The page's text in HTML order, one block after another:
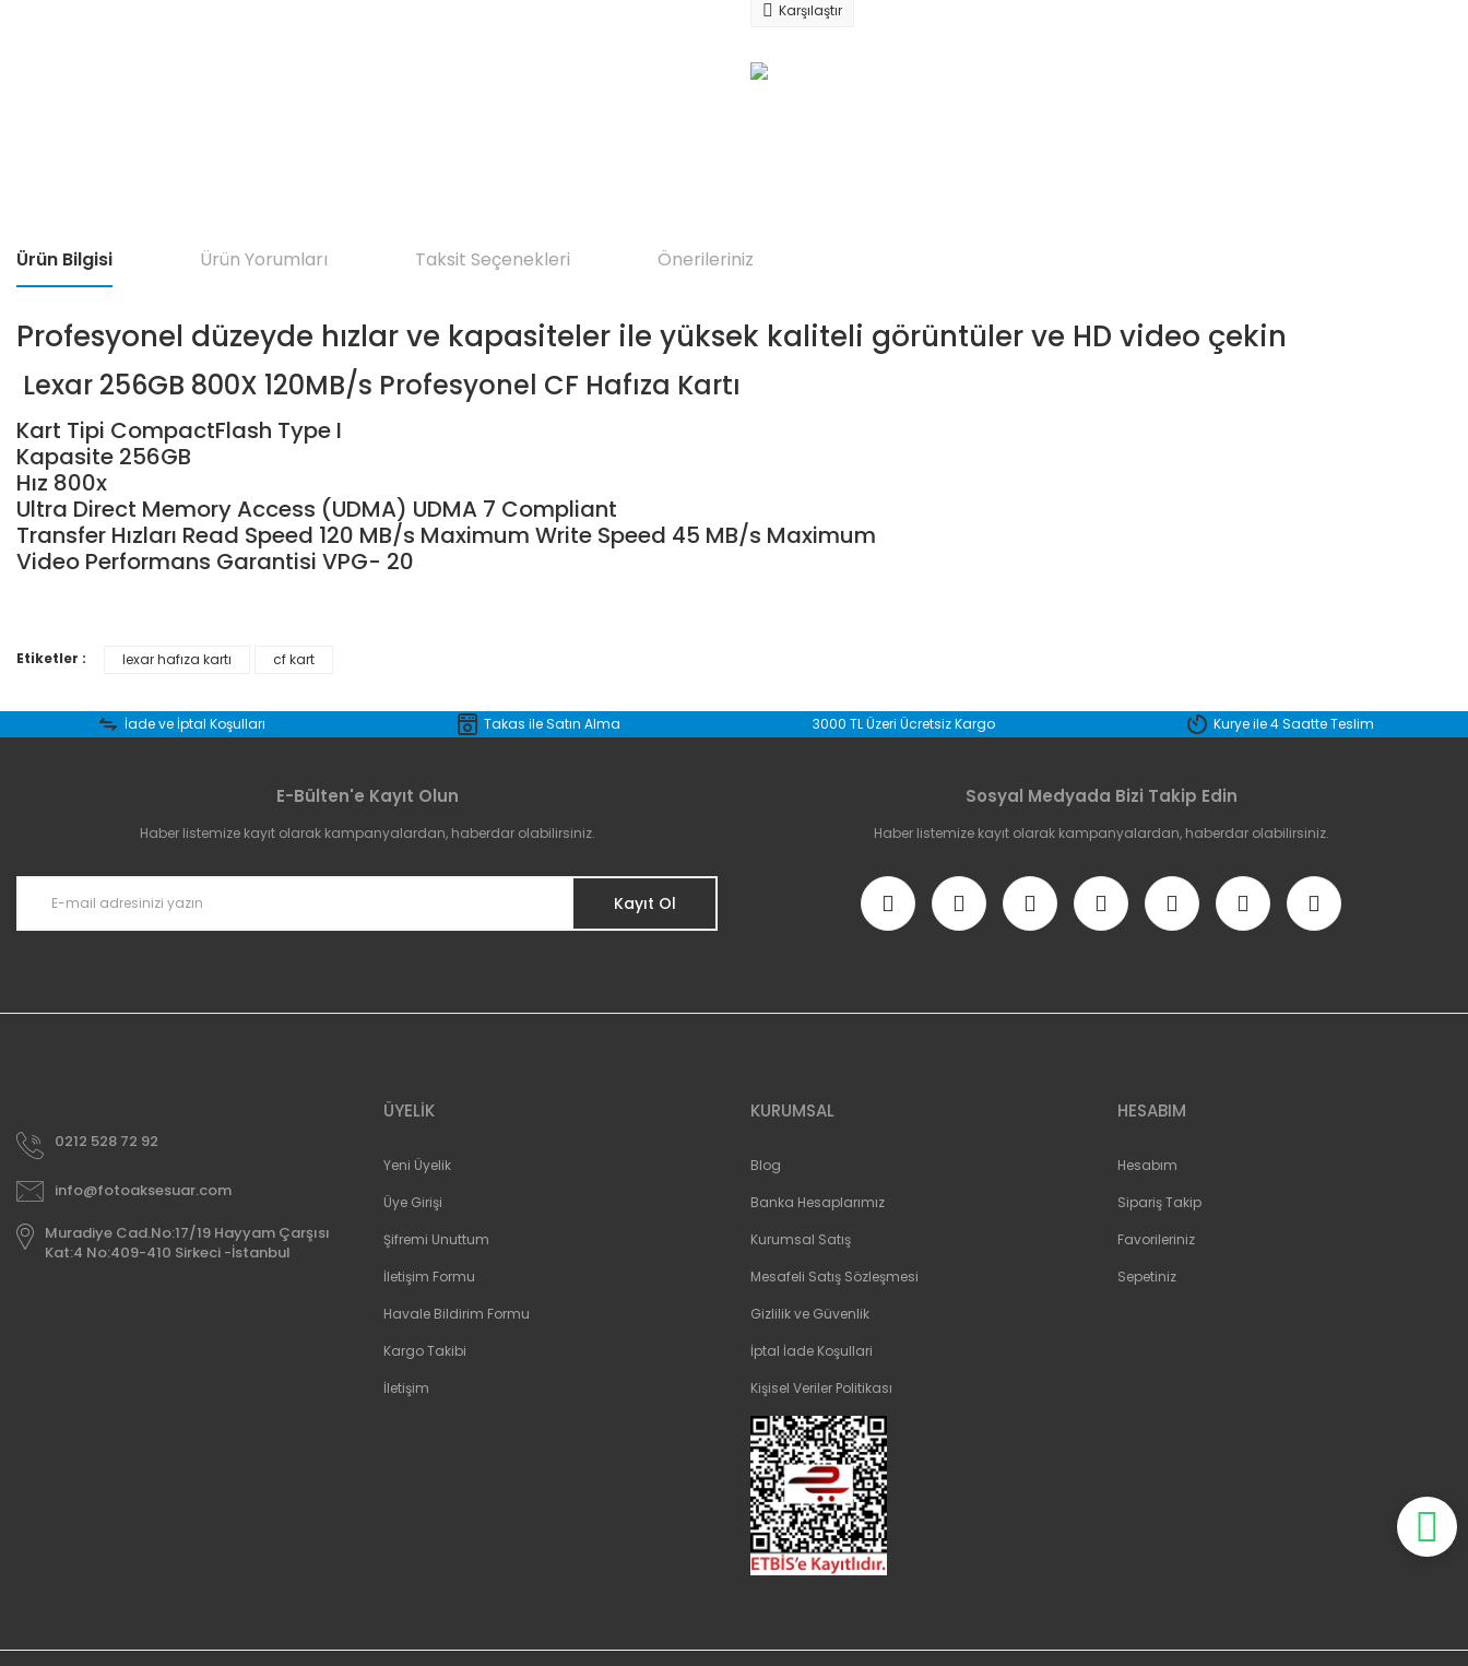
Karşılaştır
Ürün Bilgisi Ürün Yorumları Taksit Seçenekleri Önerileriniz
Profesyonel düzeyde hızlar ve kapasiteler ile yüksek kaliteli görüntüler ve HD video çekin
Lexar 256GB 800X 120MB/s Profesyonel CF Hafıza Kartı
Kart Tipi CompactFlash Type I
Kapasite 256GB
Hız 800x
Ultra Direct Memory Access (UDMA) UDMA 7 Compliant
Transfer Hızları Read Speed 120 MB/s Maximum Write Speed 45 MB/s Maximum
Video Performans Garantisi VPG- 20
Bu ürünün fiyat bilgisi, resim, ürün açıklamalarında ve diğer konularda yetersiz gördüğünüz noktaları öneri formunu kullanarak tarafımıza iletebilirsiniz.
Ürün resmi kalitesiz, bozuk veya görüntülenemiyor.
Ürün bilgilerinde hatalar bulunuyor.
Ürün fiyatı diğer sitelerden daha pahalı.
Etiketler : lexar hafıza kartı cf kart
İade ve İptal Koşulları Takas ile Satın Alma 3000 TL Üzeri Ücretsiz Kargo Kurye ile 4 Saatte Teslim
E-Bülten'e Kayıt Olun
Haber listemize kayıt olarak kampanyalardan, haberdar olabilirsiniz.
Kayıt Ol
Sosyal Medyada Bizi Takip Edin
Haber listemize kayıt olarak kampanyalardan, haberdar olabilirsiniz.
0212 528 72 92
info@fotoaksesuar.com
Muradiye Cad.No:17/19 Hayyam Çarşısı
Kat:4 No:409-410 Sirkeci -İstanbul
ÜYELİK
Yeni Üyelik
Üye Girişi
Şifremi Unuttum
İletişim Formu
Havale Bildirim Formu
Kargo Takibi
İletişim
KURUMSAL
Blog
Banka Hesaplarımız
Kurumsal Satış
Mesafeli Satış Sözleşmesi
Gizlilik ve Güvenlik
İptal İade Koşullari
Kişisel Veriler Politikası
HESABIM
Hesabım
Sipariş Takip
Favorileriniz
Sepetiniz